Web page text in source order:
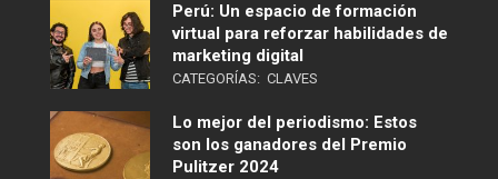
Perú: Un espacio de formación
virtual para reforzar habilidades de
marketing digital
CATEGORÍAS: CLAVES
Lo mejor del periodismo: Estos
son los ganadores del Premio
Pulitzer 2024